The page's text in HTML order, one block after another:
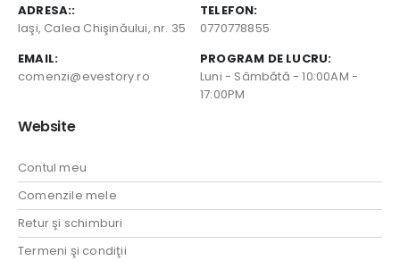
ADRESA::
Iaşi, Calea Chişinăului, nr. 35
TELEFON:
0770778855
EMAIL:
comenzi@evestory.ro
PROGRAM DE LUCRU:
Luni - Sâmbătă - 10:00AM -
17:00PM
Website
Contul meu
Comenzile mele
Retur şi schimburi
Termeni şi condiţii